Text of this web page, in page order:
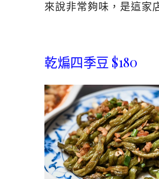
來說非常夠味，是這家
乾煸四季豆 $180